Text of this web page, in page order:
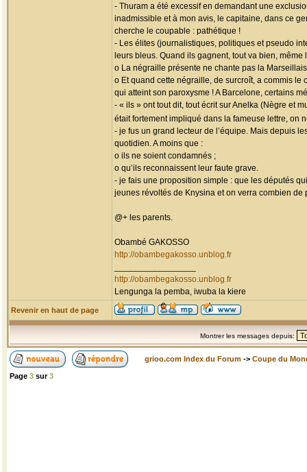
- Thuram a été excessif en demandant une
inadmissible et à mon avis, le capitaine, dans ce
cherche le coupable : pathétique !
- Les élites (journalistiques, politiques et pseudo
leurs bleus. Quand ils gagnent, tout va bien,
o La négraille présente ne chante pas la
o Et quand cette négraille, de surcroît, a commis le
qui atteint son paroxysme ! A Barcelone, certains
- « ils » ont tout dit, tout écrit sur Anelka (Nègre et
était fortement impliqué dans la fameuse lettre,
- je fus un grand lecteur de l’équipe. Mais depuis
quotidien. A moins que :
o ils ne soient condamnés ;
o qu’ils reconnaissent leur faute grave.
- je fais une proposition simple : que les députés
jeunes révoltés de Knysina et on verra combien
@+ les parents.
Obambé GAKOSSO
http://obambegakosso.unblog.fr
http://obambegakosso.unblog.fr
Lengunga la pemba, iwuba la kiere
Revenir en haut de page
Montrer les messages depuis:
grioo.com Index du Forum -> Coupe du
Page 3 sur3